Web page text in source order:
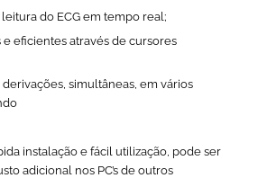
do ECG em tempo real;
e eficientes através de cursores
derivações, simultâneas, em vários
instalação e fácil utilização, pode ser
adicional nos PC’s de outros